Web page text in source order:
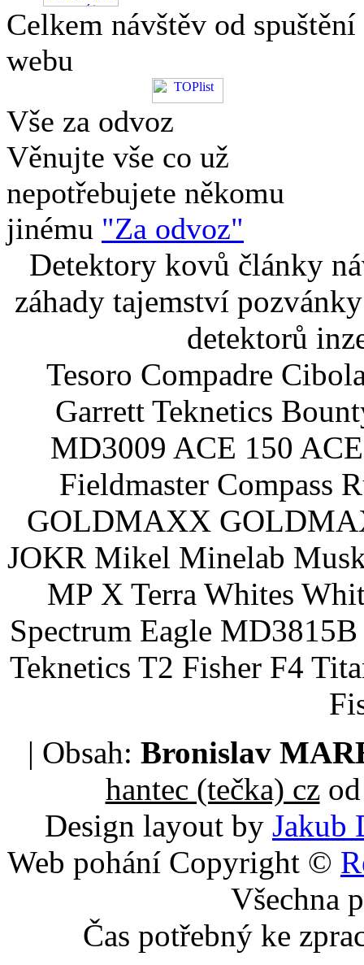
Celkem návštěv od spuštění
webu
Vše za odvoz
Věnujte vše co už
nepotřebujete někomu
jinému "Za odvoz"
Detektory kovů články
záhady tajemství
detektorů
Tesoro Compadre
Garrett Teknetics
MD3009 ACE 150
Fieldmaster Compass
GOLDMAXX
JOKR Mikel Minelab
MP X Terra Whites
Spectrum Eagle
Teknetics T2 Fisher F4
| Obsah: Bronislav
hantec (tečka) czod
Design layout by Jakub
Web pohání Copyright ©
Všechna
Čas potřebný ke